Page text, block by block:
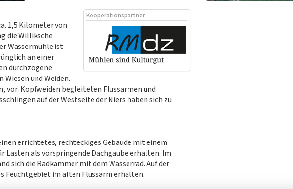
Kooperationspartner
1,5 Kilometer von
die Williksche
Wassermühle ist
an einer
durchzogene
und Weiden.
von Kopfweiden begleiteten Flussarmen und
auf der Westseite der Niers haben sich zu
errichtetes, rechteckiges Gebäude mit einem
Lasten als vorspringende Dachgaube erhalten. Im
sich die Radkammer mit dem Wasserrad. Auf der
Feuchtgebiet im alten Flussarm erhalten.